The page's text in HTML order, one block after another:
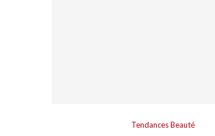
Tendances Beauté